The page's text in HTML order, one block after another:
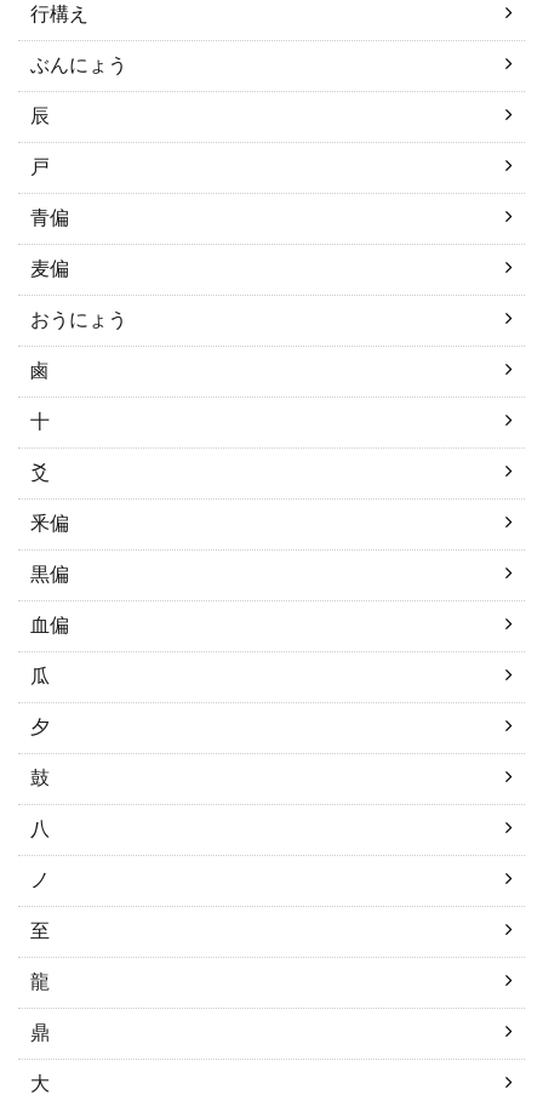
行構え
ぶんにょう
辰
戸
青偏
麦偏
おうにょう
鹵
十
爻
釆偏
黒偏
血偏
瓜
夕
鼓
八
ノ
至
龍
鼎
大